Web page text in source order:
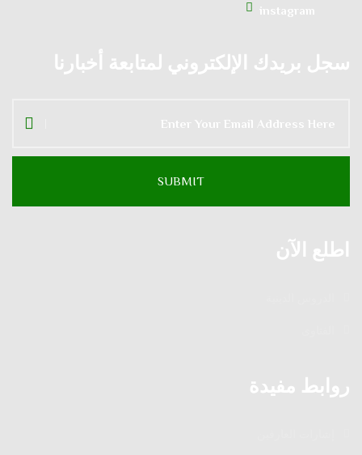
instagram
سجل بريدك الإلكتروني لمتابعة أخبارنا
اطلع الآن
روابط مفيدة